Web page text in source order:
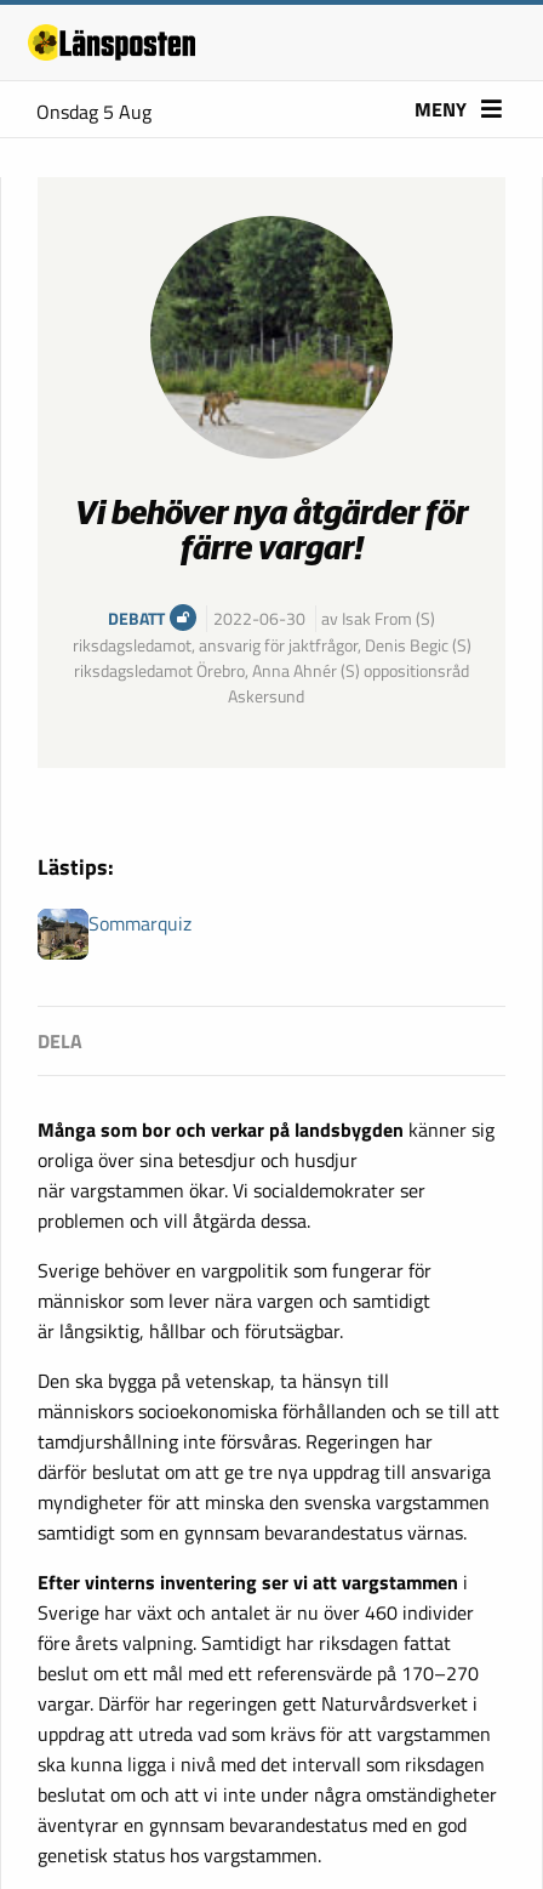
Onsdag 5 Aug MENY
Vi behöver nya åtgärder för
färre vargar!
DEBATT 2022-06-30
av Isak From (S)
riksdagsledamot, ansvarig för jaktfrågor, Denis Begic (S)
riksdagsledamot Örebro, Anna Ahnér (S) oppositionsråd
Askersund
Lästips:
Sommarquiz
Många som bor och verkar på landsbygden känner sig
oroliga över sina betesdjur och husdjur
när vargstammen ökar. Vi socialdemokrater ser
problemen och vill åtgärda dessa.
Sverige behöver en vargpolitik som fungerar för
människor som lever nära vargen och samtidigt
är långsiktig, hållbar och förutsägbar.
Den ska bygga på vetenskap, ta hänsyn till
människors socioekonomiska förhållanden och se till att
tamdjurshållning inte försvåras. Regeringen har
därför beslutat om att ge tre nya uppdrag till ansvariga
myndigheter för att minska den svenska vargstammen
samtidigt som en gynnsam bevarandestatus värnas.
Efter vinterns inventering ser vi att vargstammen i
Sverige har växt och antalet är nu över 460 individer
före årets valpning. Samtidigt har riksdagen fattat
beslut om ett mål med ett referensvärde på 170–270
vargar. Därför har regeringen gett Naturvårdsverket i
uppdrag att utreda vad som krävs för att vargstammen
ska kunna ligga i nivå med det intervall som riksdagen
beslutat om och att vi inte under några omständigheter
äventyrar en gynnsam bevarandestatus med en god
genetisk status hos vargstammen.